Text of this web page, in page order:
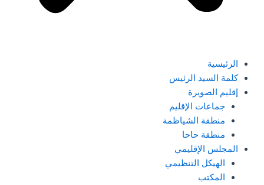
الرئيسية
كلمة السيد الرئيس
إقليم الصويرة
جماعات الإقليم
منطقة الشياظمة
منطقة حاحا
المجلس الإقليمي
الهيكل التنظيمي
المكتب